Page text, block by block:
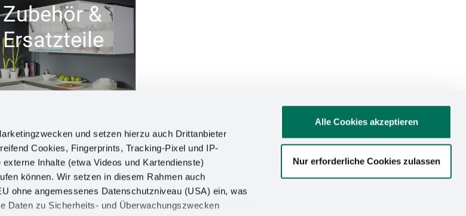
und setzen hierzu auch Drittanbieter
Cookies, Fingerprints, Tracking-Pixel und IP-
Inhalte (etwa Videos und Kartendienste)
können. Wir setzen in diesem Rahmen auch
ohne angemessenes Datenschutzniveau (USA) ein, was
Daten zu Sicherheits- und Überwachungszwecken
Alle Cookies akzeptieren
Nur erforderliche Cookies zulassen
Zubehör &
Ersatzteile
INFORMATIONEN
Impressum